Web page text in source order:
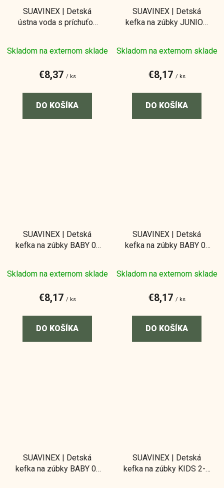
SUAVINEX | Detská
ústna voda s príchuťou
Skladom na externom sklade
€8,37 / ks
DO KOŠÍKA
SUAVINEX | Detská
kefka na zúbky JUNIOR
Skladom na externom sklade
€8,17 / ks
DO KOŠÍKA
SUAVINEX | Detská
kefka na zúbky BABY 0-
Skladom na externom sklade
€8,17 / ks
DO KOŠÍKA
SUAVINEX | Detská
kefka na zúbky BABY 0-
Skladom na externom sklade
€8,17 / ks
DO KOŠÍKA
SUAVINEX | Detská
kefka na zúbky BABY 0-
SUAVINEX | Detská
kefka na zúbky KIDS 2-6